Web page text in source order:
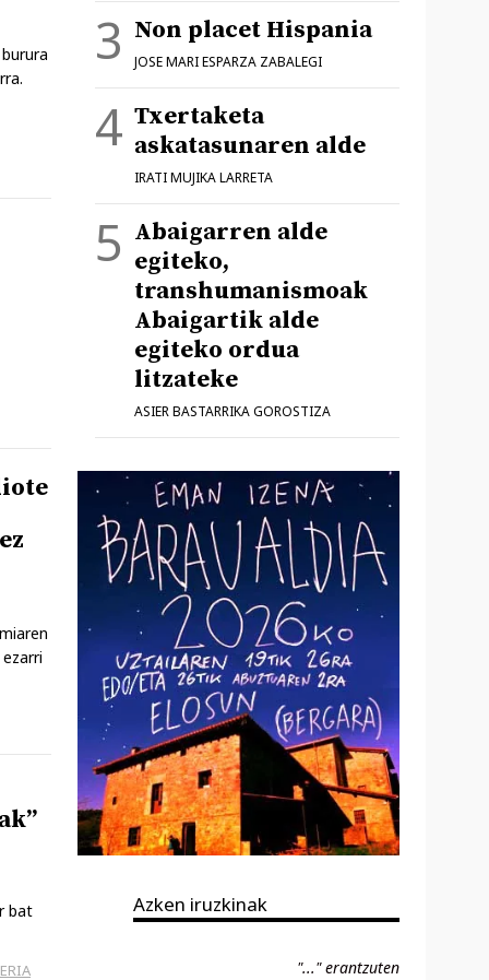
bat
Non placet Hispania
JOSE MARI ESPARZA ZABALEGI
Txertaketa
askatasunaren alde
IRATI MUJIKA LARRETA
Abaigarren alde
egiteko,
transhumanismoak
Abaigartik alde
egiteko ordua
litzateke
ASIER BASTARRIKA GOROSTIZA
Azken iruzkinak
"..." erantzuten